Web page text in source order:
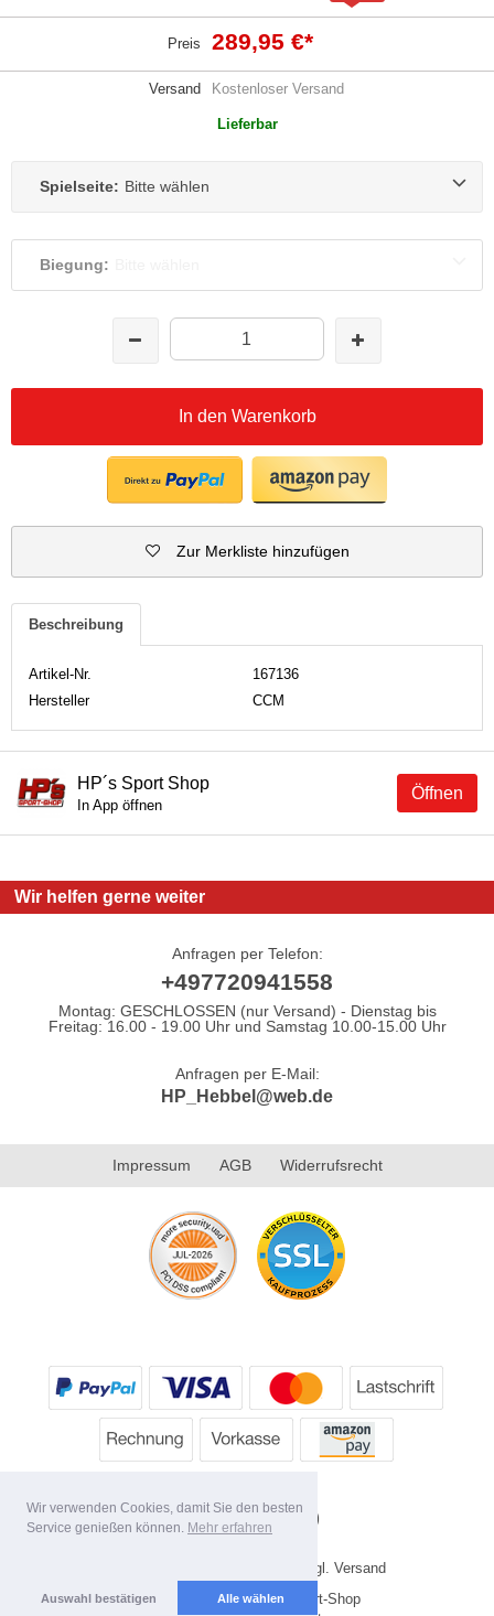
Wir verwenden Cookies, damit Sie den besten
Service genießen können. Mehr erfahren
Auswahl bestätigen Alle wählen
Preis 289,95 €*
Versand Kostenloser Versand
Lieferbar
Spielseite: Bitte wählen
Biegung:
In den Warenkorb
Zur Merkliste hinzufügen
Beschreibung
Artikel-Nr.
167136
Hersteller
CCM
Öffnen
HP´s Sport Shop
In App öffnen
Wir helfen gerne weiter
Anfragen per Telefon:
+497720941558
Montag: GESCHLOSSEN (nur Versand) - Dienstag bis
Freitag: 16.00 - 19.00 Uhr und Samstag 10.00-15.00 Uhr
Anfragen per E-Mail:
HP_Hebbel@web.de
Impressum AGB Widerrufsrecht
* Alle Preise inkl. MwSt. evtl. zzgl. Versand
Copyright 2026 by HP's Sport-Shop